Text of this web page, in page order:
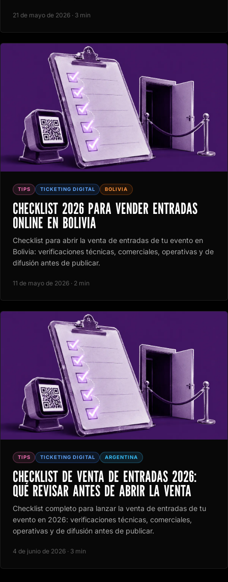
21 de mayo de 2026 · 3 min
TIPS TICKETING DIGITAL BOLIVIA
CHECKLIST 2026 PARA VENDER ENTRADAS
ONLINE EN BOLIVIA
Checklist para abrir la venta de entradas de tu evento en
Bolivia: verificaciones técnicas, comerciales, operativas y de
difusión antes de publicar.
11 de mayo de 2026 · 2 min
TIPS TICKETING DIGITAL ARGENTINA
CHECKLIST DE VENTA DE ENTRADAS 2026:
QUÉ REVISAR ANTES DE ABRIR LA VENTA
Checklist completo para lanzar la venta de entradas de tu
evento en 2026: verificaciones técnicas, comerciales,
operativas y de difusión antes de publicar.
4 de junio de 2026 · 3 min